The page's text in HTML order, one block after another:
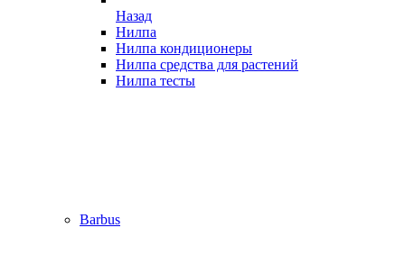
Назад
Нилпа
Нилпа кондиционеры
Нилпа средства для растений
Нилпа тесты
Barbus